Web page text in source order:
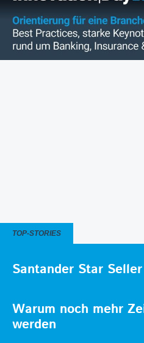
TOP-STORIES
Santander Star
Warum noch mehr
werden